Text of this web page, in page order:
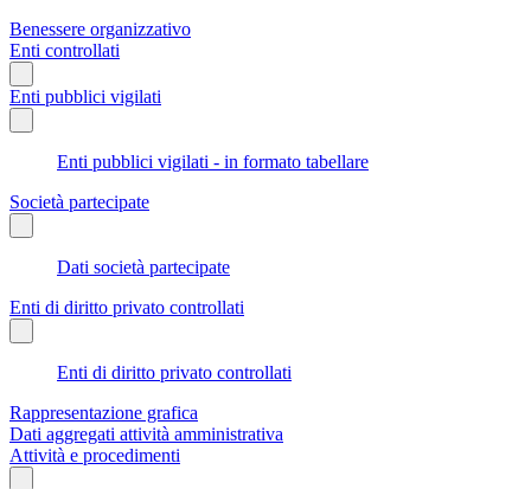
Benessere organizzativo
Enti controllati
Enti pubblici vigilati
Enti pubblici vigilati - in formato tabellare
Società partecipate
Dati società partecipate
Enti di diritto privato controllati
Enti di diritto privato controllati
Rappresentazione grafica
Dati aggregati attività amministrativa
Attività e procedimenti